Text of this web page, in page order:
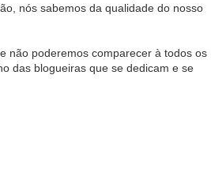
nós sabemos da qualidade do nosso
não poderemos comparecer à todos os
das blogueiras que se dedicam e se